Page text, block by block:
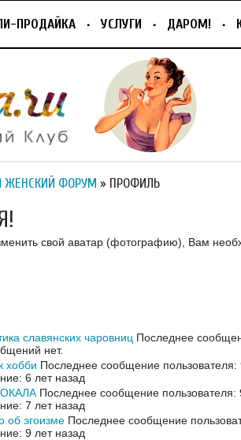
ПРОДАЙКА УСЛУГИ ДАРОМ!
ЖЕНСКИЙ ФОРУМ » ПРОФИЛЬ
свой аватар (фотографию), Вам
славянских чаровниц Последнее
нет.
хобби Последнее сообщение пользователя:
6 лет назад
Последнее сообщение пользователя:
7 лет назад
об эгоизме Последнее сообщение
9 лет назад